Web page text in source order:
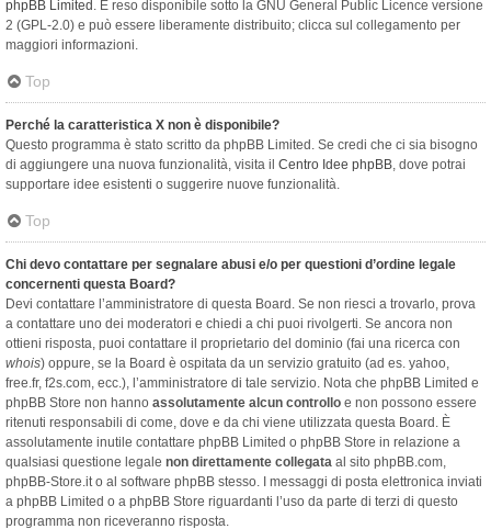
phpBB Limited . È reso disponibile sotto la GNU General Public Licence versione
2 (GPL-2.0) e può essere liberamente distribuito; clicca sul collegamento per
maggiori informazioni.
Top
Perché la caratteristica X non è disponibile?
Questo programma è stato scritto da phpBB Limited. Se credi che ci sia bisogno
di aggiungere una nuova funzionalità, visita il Centro Idee phpBB, dove potrai
supportare idee esistenti o suggerire nuove funzionalità.
Top
Chi devo contattare per segnalare abusi e/o per questioni d’ordine legale
concernenti questa Board?
Devi contattare l’amministratore di questa Board. Se non riesci a trovarlo, prova
a contattare uno dei moderatori e chiedi a chi puoi rivolgerti. Se ancora non
ottieni risposta, puoi contattare il proprietario del dominio (fai una ricerca con
whois) oppure, se la Board è ospitata da un servizio gratuito (ad es. yahoo,
free.fr, f2s.com, ecc.), l’amministratore di tale servizio. Nota che phpBB Limited e
phpBB Store non hanno assolutamente alcun controllo e non possono essere
ritenuti responsabili di come, dove e da chi viene utilizzata questa Board. È
assolutamente inutile contattare phpBB Limited o phpBB Store in relazione a
qualsiasi questione legale non direttamente collegata al sito phpBB.com,
phpBB-Store.it o al software phpBB stesso. I messaggi di posta elettronica inviati
a phpBB Limited o a phpBB Store riguardanti l’uso da parte di terzi di questo
programma non riceveranno risposta.